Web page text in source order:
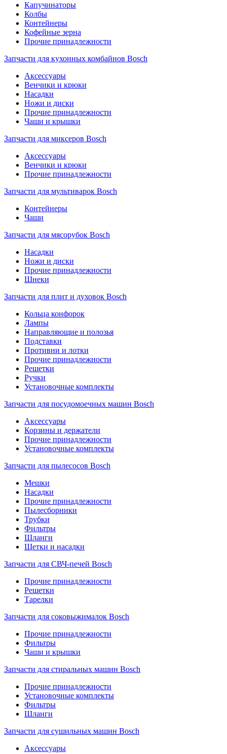
Капучинаторы
Колбы
Контейнеры
Кофейные зерна
Прочие принадлежности
Запчасти для кухонных комбайнов Bosch
Аксессуары
Венчики и крюки
Насадки
Ножи и диски
Прочие принадлежности
Чаши и крышки
Запчасти для миксеров Bosch
Аксессуары
Венчики и крюки
Прочие принадлежности
Запчасти для мультиварок Bosch
Контейнеры
Чаши
Запчасти для мясорубок Bosch
Насадки
Ножи и диски
Прочие принадлежности
Шнеки
Запчасти для плит и духовок Bosch
Кольца конфорок
Лампы
Направляющие и полозья
Подставки
Противни и лотки
Прочие принадлежности
Решетки
Ручки
Установочные комплекты
Запчасти для посудомоечных машин Bosch
Аксессуары
Корзины и держатели
Прочие принадлежности
Установочные комплекты
Запчасти для пылесосов Bosch
Мешки
Насадки
Прочие принадлежности
Пылесборники
Трубки
Фильтры
Шланги
Щетки и насадки
Запчасти для СВЧ-печей Bosch
Прочие принадлежности
Решетки
Тарелки
Запчасти для соковыжималок Bosch
Прочие принадлежности
Фильтры
Чаши и крышки
Запчасти для стиральных машин Bosch
Прочие принадлежности
Установочные комплекты
Фильтры
Шланги
Запчасти для сушильных машин Bosch
Аксессуары